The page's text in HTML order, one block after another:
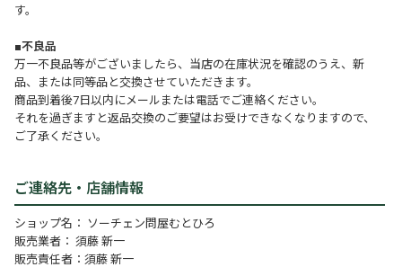
す。
■不良品
万一不良品等がございましたら、当店の在庫状況を確認のうえ、新
品、または同等品と交換させていただきます。
商品到着後7日以内にメールまたは電話でご連絡ください。
それを過ぎますと返品交換のご要望はお受けできなくなりますので、
ご了承ください。
ご連絡先・店舗情報
ショップ名： ソーチェン問屋むとひろ
販売業者： 須藤 新一
販売責任者：須藤 新一